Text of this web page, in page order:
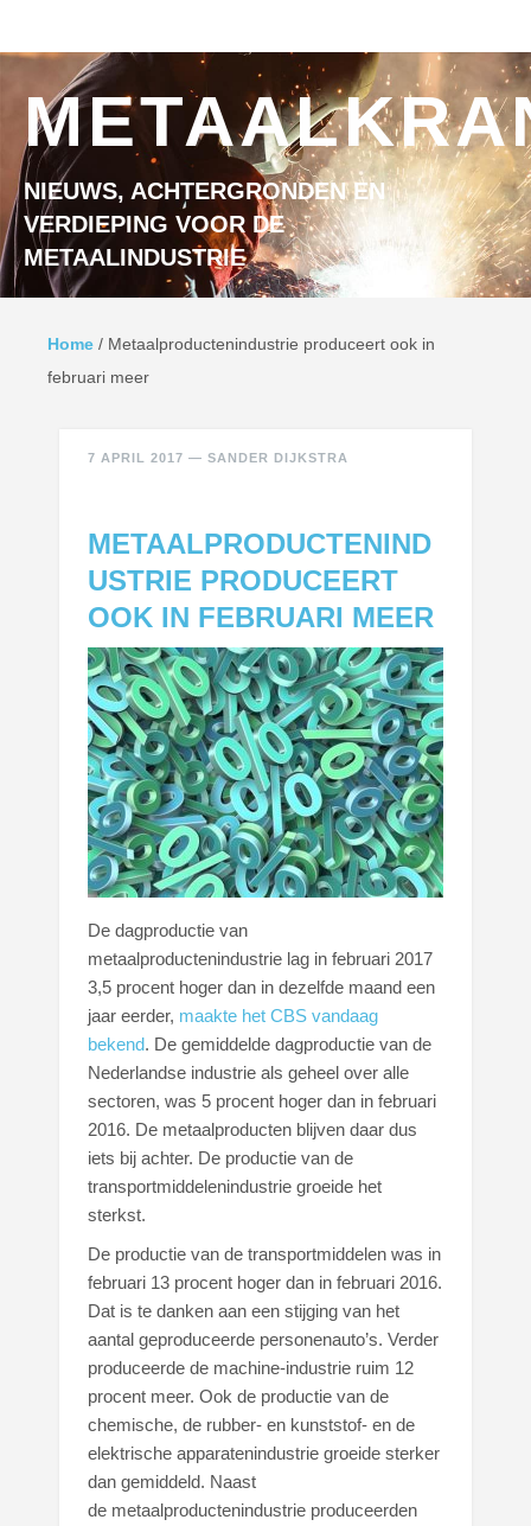
NIEUWS, ACHTERGRONDEN EN
VERDIEPING VOOR DE
METAALINDUSTRIE
Home / Metaalproductenindustrie produceert ook in
februari meer
7 APRIL 2017 —SANDER DIJKSTRA
METAALPRODUCTENIND
USTRIE PRODUCEERT
OOK IN FEBRUARI MEER
De dagproductie van
metaalproductenindustrie lag in februari 2017
3,5 procent hoger dan in dezelfde maand een
jaar eerder, maakte het CBS vandaag
bekend. De gemiddelde dagproductie van de
Nederlandse industrie als geheel over alle
sectoren, was 5 procent hoger dan in februari
2016. De metaalproducten blijven daar dus
iets bij achter. De productie van de
transportmiddelenindustrie groeide het
sterkst.
De productie van de transportmiddelen was in
februari 13 procent hoger dan in februari 2016.
Dat is te danken aan een stijging van het
aantal geproduceerde personenauto’s. Verder
produceerde de machine-industrie ruim 12
procent meer. Ook de productie van de
chemische, de rubber- en kunststof- en de
elektrische apparatenindustrie groeide sterker
dan gemiddeld. Naast
de metaalproductenindustrie produceerden